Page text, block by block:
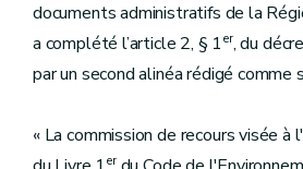
documents administratifs de la
a complété l’article 2, § 1er, du
par un second alinéa rédigé comme
« La commission de recours visée à
er